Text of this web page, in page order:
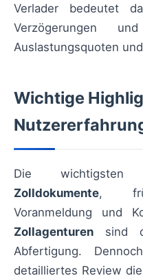
Verlader bedeutet
Verzögerungen
Auslastungsquoten
Wichtige
Die wichtigsten
Zolldokumente,
Voranmeldung und
Zollagenturen sind
Abfertigung.
detailliertes Review